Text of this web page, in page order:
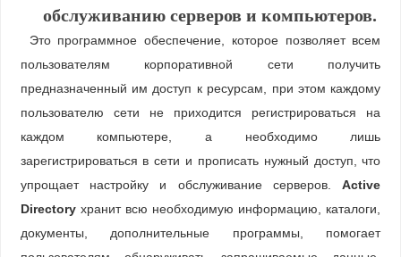
обслуживанию серверов и компьютеров.
Это программное обеспечение, которое позволяет всем
пользователям корпоративной сети получить
предназначенный им доступ к ресурсам, при этом каждому
пользователю сети не приходится регистрироваться на
каждом компьютере, а необходимо лишь
зарегистрироваться в сети и прописать нужный доступ, что
упрощает настройку и обслуживание серверов.Active
Directoryхранит всю необходимую информацию, каталоги,
документы, дополнительные программы, помогает